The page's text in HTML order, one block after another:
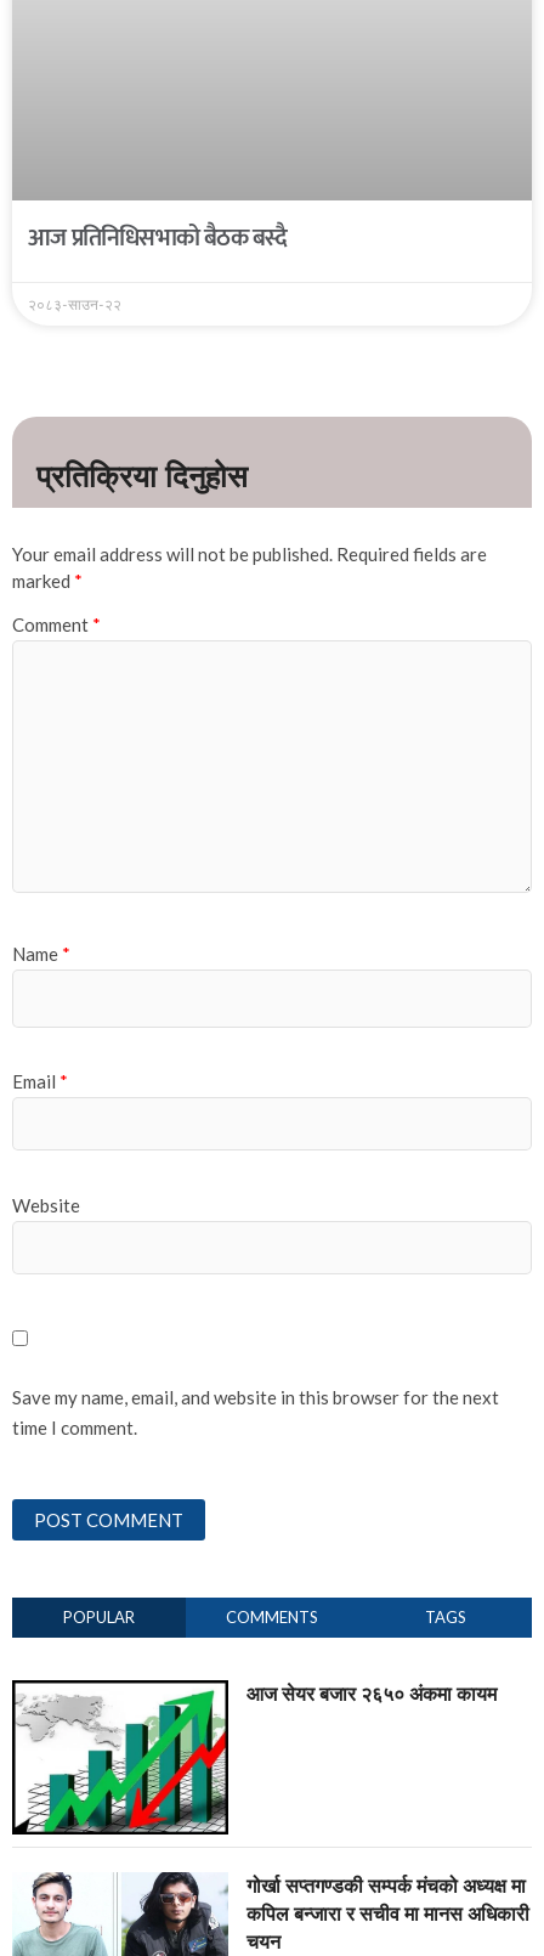
आज प्रतिनिधिसभाको बैठक बस्दै
२०८३-साउन-२२
Your email address will not be published. Required fields are
marked *
Comment *
Name *
Email *
Website
Save my name, email, and website in this browser for the next
time I comment.
POPULAR COMMENTS TAGS
आज सेयर बजार २६५० अंकमा कायम
गोर्खा सप्तगण्डकी सम्पर्क मंचको अध्यक्ष मा
कपिल बन्जारा र सचीव मा मानस अधिकारी
चयन